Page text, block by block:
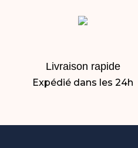
Livraison rapide
Expédié dans les 24h